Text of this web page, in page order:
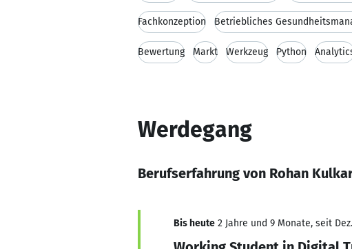
Fachkonzeption Betriebliches
Bewertung Markt Werkzeug Python
Werdegang
Berufserfahrung von Rohan
Bis heute 2 Jahre und 9 Monate, seit